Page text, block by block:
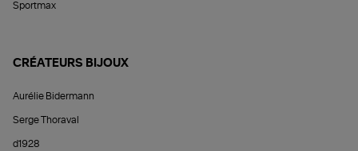
Sportmax
CRÉATEURS BIJOUX
Aurélie Bidermann
Serge Thoraval
d1928